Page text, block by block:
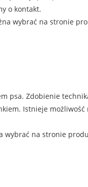
o kontakt.
wybrać na stronie
psa. Zdobienie
Istnieje
wybrać na stronie